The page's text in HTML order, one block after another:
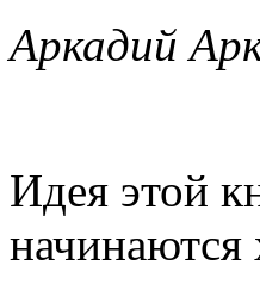
Аркадий
Идея этой